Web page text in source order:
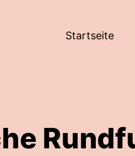
Startseite